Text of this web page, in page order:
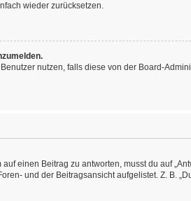
wieder zurücksetzen.
nutzen, falls diese von der Board-
einen Beitrag zu antworten, musst du auf
und der Beitragsansicht aufgelistet. Z. B.